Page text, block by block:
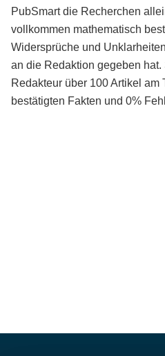
PubSmart die Recherchen
vollkommen mathematisch
Widersprüche und
an die Redaktion gegeben hat.
Redakteur über 100 Artikel am
bestätigten Fakten und 0%